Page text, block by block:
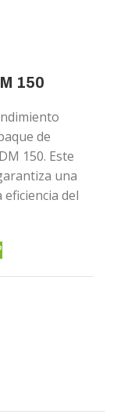
150
de
150. Este
una
del